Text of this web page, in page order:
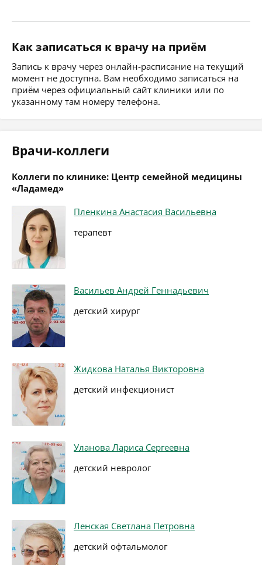
Как записаться к врачу на приём
Запись к врачу через онлайн-расписание на текущий
момент не доступна. Вам необходимо записаться на
приём через официальный сайт клиники или по
указанному там номеру телефона.
Врачи-коллеги
Коллеги по клинике: Центр семейной медицины
«Ладамед»
Пленкина Анастасия Васильевна
терапевт
Васильев Андрей Геннадьевич
детский хирург
Жидкова Наталья Викторовна
детский инфекционист
Уланова Лариса Сергеевна
детский невролог
Ленская Светлана Петровна
детский офтальмолог